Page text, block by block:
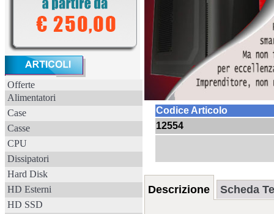
Offerte
Alimentatori
Case
Casse
CPU
Dissipatori
Hard Disk
HD Esterni
HD SSD
Codice Articolo
12554
Descrizione Scheda